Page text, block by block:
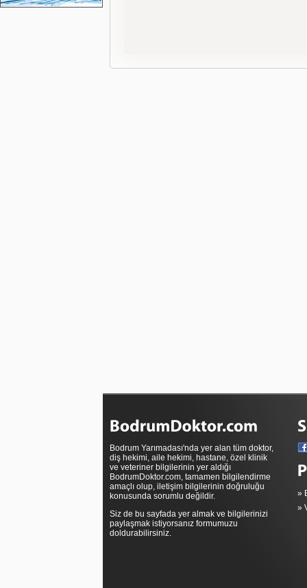
Bodrum Yarımadası'nda yer alan tüm doktor,
diş hekimi, aile hekimi, hastane, özel klinik
ve veteriner bilgilerinin yer aldığı
BodrumDoktor.com, tamamen bilgilendirme
amaçlı olup, iletişim bilgilerinin doğruluğu
konusunda sorumlu değildir.
Siz de bu sayfada yer almak ve bilgilerinizi
paylaşmak istiyorsanız formumuzu
doldurabilirsiniz.
»
»